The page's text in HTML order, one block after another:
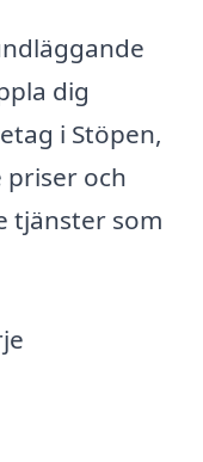
dig
i Stöpen,
priser och
tjänster som